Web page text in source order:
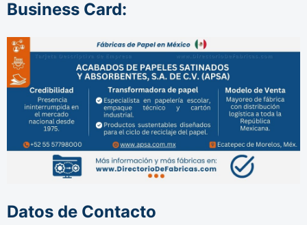
Business Card:
Datos de Contacto